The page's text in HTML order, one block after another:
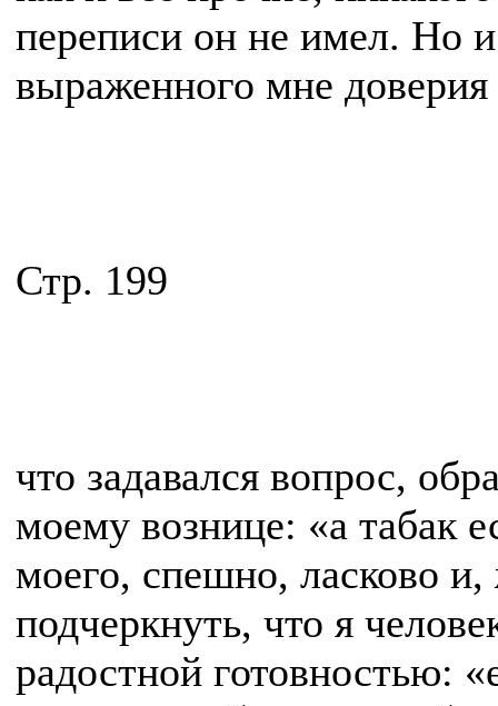
переписи он не имел. Но
выраженного мне
Стр. 199
что задавался вопрос,
моему вознице: «а табак
моего, спешно, ласково
подчеркнуть, что я
радостной готовностью: